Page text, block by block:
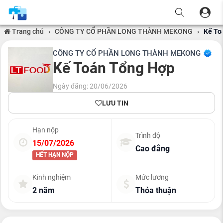
Trang chủ › CÔNG TY CỔ PHẦN LONG THÀNH MEKONG › Kế
CÔNG TY CỔ PHẦN LONG THÀNH MEKONG
Kế Toán Tổng Hợp
Ngày đăng: 20/06/2026
LƯU TIN
Hạn nộp
15/07/2026
HẾT HẠN NỘP
Trình độ
Cao đẳng
Kinh nghiệm
2 năm
Mức lương
Thỏa thuận